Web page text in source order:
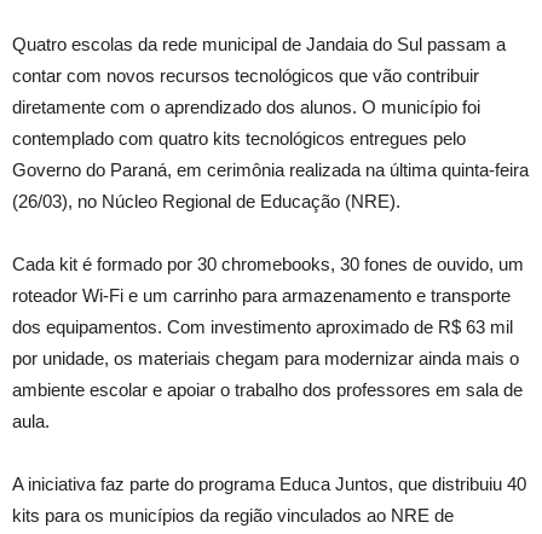
Quatro escolas da rede municipal de Jandaia do Sul passam a
contar com novos recursos tecnológicos que vão contribuir
diretamente com o aprendizado dos alunos. O município foi
contemplado com quatro kits tecnológicos entregues pelo
Governo do Paraná, em cerimônia realizada na última quinta-feira
(26/03), no Núcleo Regional de Educação (NRE).
Cada kit é formado por 30 chromebooks, 30 fones de ouvido, um
roteador Wi-Fi e um carrinho para armazenamento e transporte
dos equipamentos. Com investimento aproximado de R$ 63 mil
por unidade, os materiais chegam para modernizar ainda mais o
ambiente escolar e apoiar o trabalho dos professores em sala de
aula.
A iniciativa faz parte do programa Educa Juntos, que distribuiu 40
kits para os municípios da região vinculados ao NRE de